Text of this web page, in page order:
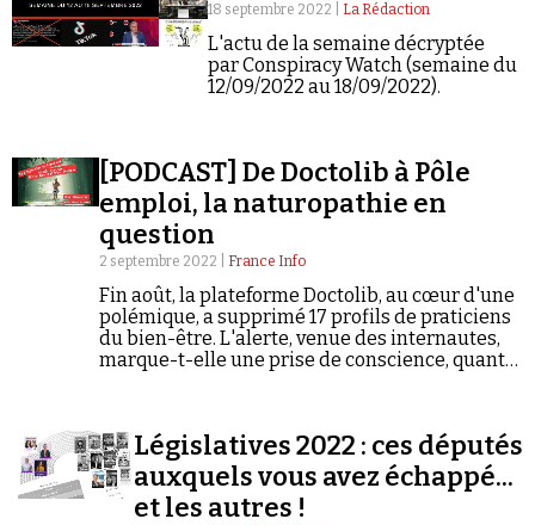
Se connecter
18 septembre 2022 | La Rédaction
L'actu de la semaine décryptée
par Conspiracy Watch (semaine du
12/09/2022 au 18/09/2022).
[PODCAST] De Doctolib à Pôle
emploi, la naturopathie en
question
2 septembre 2022 | France Info
Fin août, la plateforme Doctolib, au cœur d'une
polémique, a supprimé 17 profils de praticiens
du bien-être. L'alerte, venue des internautes,
marque-t-elle une prise de conscience, quant
Législatives 2022 : ces députés
auxquels vous avez échappé...
et les autres !